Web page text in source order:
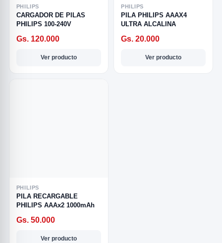
PHILIPS
CARGADOR DE PILAS
PHILIPS 100-240V
Gs. 120.000
Ver producto
PHILIPS
PILA PHILIPS AAAX4
ULTRA ALCALINA
Gs. 20.000
Ver producto
PHILIPS
PILA RECARGABLE
PHILIPS AAAx2 1000mAh
Gs. 50.000
Ver producto